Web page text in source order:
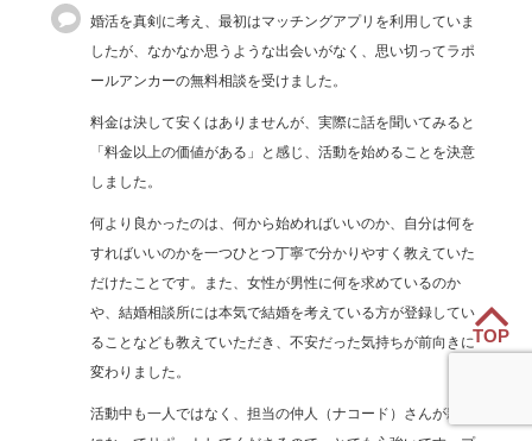
婚活を真剣に考え、最初はマッチングアプリを利用していま
したが、なかなか思うような出会いがなく、思い切ってラポ
ールアンカーの無料相談を受けました。
料金は決して安くはありませんが、実際に話を聞いてみると
「料金以上の価値がある」と感じ、活動を始めることを決意
しました。
何より良かったのは、何から始めればいいのか、自分は何を
すればいいのかを一つひとつ丁寧で分かりやすく教えていた
だけたことです。また、女性が男性に何を求めているのか
や、結婚相談所には本気で結婚を考えている方が登録してい
ることなども教えていただき、不安だった気持ちが前向きに
変わりました。
活動中も一人ではなく、担当の仲人（ナコード）さんが親身
TOP